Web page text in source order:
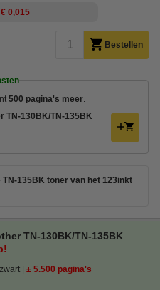
€ 0,015
Bestellen
500 pagina's meer
TN-130BK/TN-135BK
135BK toner van het 123inkt
TN-130BK/TN-135BK
zwart ± 5.500 pagina's